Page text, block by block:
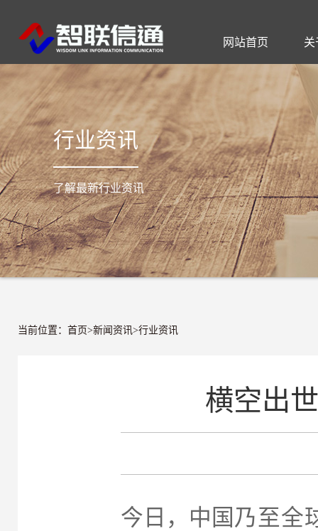
网站首页 关
行业资讯
了解最新行业资讯
当前位置： 首页>新闻资讯>行业资讯
横空出
今日，中国 乃至全